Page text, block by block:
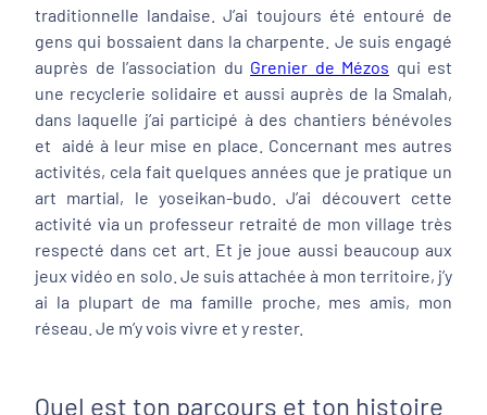
traditionnelle landaise. J’ai toujours été entouré de
gens qui bossaient dans la charpente. Je suis engagé
auprès de l’association du Grenier de Mézos qui est
une recyclerie solidaire et aussi auprès de la Smalah,
dans laquelle j’ai participé à des chantiers bénévoles
et aidé à leur mise en place. Concernant mes autres
activités, cela fait quelques années que je pratique un
art martial, le yoseikan-budo. J’ai découvert cette
activité via un professeur retraité de mon village très
respecté dans cet art. Et je joue aussi beaucoup aux
jeux vidéo en solo. Je suis attachée à mon territoire, j’y
ai la plupart de ma famille proche, mes amis, mon
réseau. Je m’y vois vivre et y rester.
Quel est ton parcours et ton histoire